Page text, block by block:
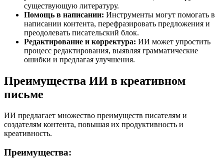
существующую литературу.
Помощь в написании: Инструменты могут помогать в
написании контента, перефразировать предложения и
преодолевать писательский блок.
Редактирование и корректура: ИИ может упростить
процесс редактирования, выявляя грамматические
ошибки и предлагая улучшения.
Преимущества ИИ в креативном
письме
ИИ предлагает множество преимуществ писателям и
создателям контента, повышая их продуктивность и
креативность.
Преимущества: